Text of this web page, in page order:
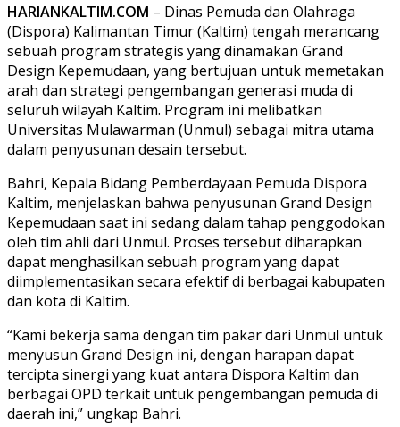
HARIANKALTIM.COM – Dinas Pemuda dan Olahraga
(Dispora) Kalimantan Timur (Kaltim) tengah merancang
sebuah program strategis yang dinamakan Grand
Design Kepemudaan, yang bertujuan untuk memetakan
arah dan strategi pengembangan generasi muda di
seluruh wilayah Kaltim. Program ini melibatkan
Universitas Mulawarman (Unmul) sebagai mitra utama
dalam penyusunan desain tersebut.
Bahri, Kepala Bidang Pemberdayaan Pemuda Dispora
Kaltim, menjelaskan bahwa penyusunan Grand Design
Kepemudaan saat ini sedang dalam tahap penggodokan
oleh tim ahli dari Unmul. Proses tersebut diharapkan
dapat menghasilkan sebuah program yang dapat
diimplementasikan secara efektif di berbagai kabupaten
dan kota di Kaltim.
“Kami bekerja sama dengan tim pakar dari Unmul untuk
menyusun Grand Design ini, dengan harapan dapat
tercipta sinergi yang kuat antara Dispora Kaltim dan
berbagai OPD terkait untuk pengembangan pemuda di
daerah ini,” ungkap Bahri.